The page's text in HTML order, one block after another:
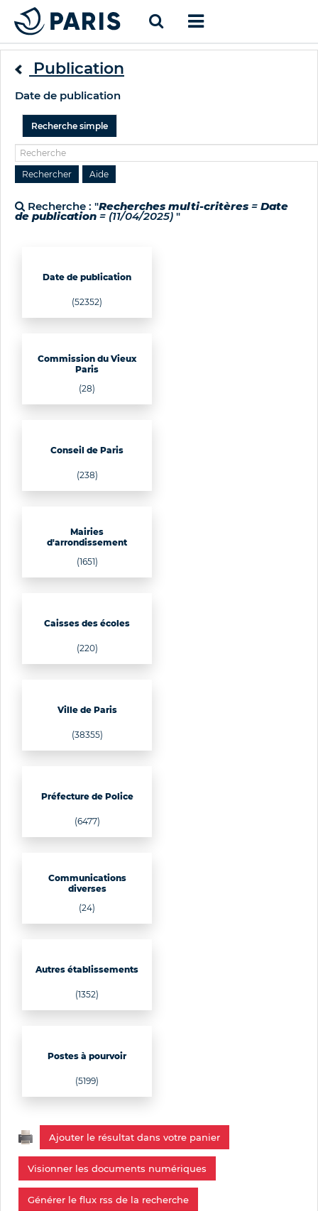
Publication
Date de publication
Recherche simple
Recherche : "Recherches multi-critères = Date
de publication = (11/04/2025) "
Date de publication
(52352)
Commission du Vieux
Paris
(28)
Conseil de Paris
(238)
Mairies
d'arrondissement
(1651)
Caisses des écoles
(220)
Ville de Paris
(38355)
Préfecture de Police
(6477)
Communications
diverses
(24)
Autres établissements
(1352)
Postes à pourvoir
(5199)
Ajouter le résultat dans votre panier
Visionner les documents numériques
Générer le flux rss de la recherche